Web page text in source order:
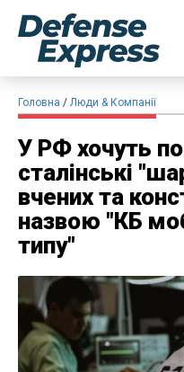
Головна Люди & Компанії
У РФ хочуть
сталінські
вчених та
назвою "КБ
типу"